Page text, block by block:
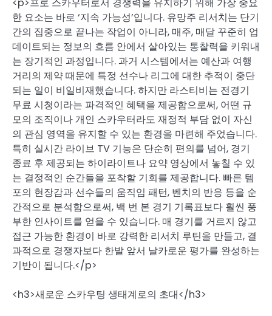
한 요소는 바로 ‘지속 가능성’입니다. 유망주 리서치는 단기
간의 집중으로 끝나는 작업이 아니라, 매주, 매달 꾸준히 업
데이트되는 정보의 흐름 안에서 살아있는 통찰력을 키워내
는 장기적인 과정입니다. 과거 시스템에서는 예산과 여행
거리의 제약 때문에 특정 선수나 리그에 대한 추적이 중단
되는 일이 비일비재했습니다. 하지만 라스티비는 전경기
무료 시청이라는 파격적인 혜택을 제공함으로써, 어떤 규
모의 조직이나 개인 스카우터라도 재정적 부담 없이 자신
의 관심 영역을 유지할 수 있는 환경을 마련해 주었습니다.
특히 실시간 라이브 TV 기능은 단순히 편의를 넘어, 경기
종료 후 제공되는 하이라이트나 요약 영상에서 놓칠 수 있
는 결정적인 순간들을 포착할 기회를 제공합니다. 빠른 템
포의 현장감과 선수들의 움직임 패턴, 벤치의 반응 등을 순
간적으로 분석함으로써, 백 번 본 경기 기록표보다 훨씬 풍
부한 인사이트를 얻을 수 있습니다. 매 경기를 거르지 않고
접근 가능한 환경이 바로 강력한 리서치 루틴을 만들고, 결
과적으로 경쟁자보다 한발 앞서 날카로운 평가를 완성하는
기반이 됩니다.</p>
<h3>새로운 스카우팅 생태계로의 초대</h3>